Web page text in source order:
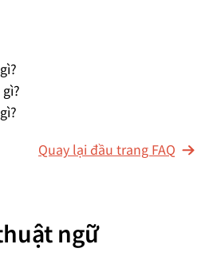
Quay lại đầu trang FAQ
ngữ